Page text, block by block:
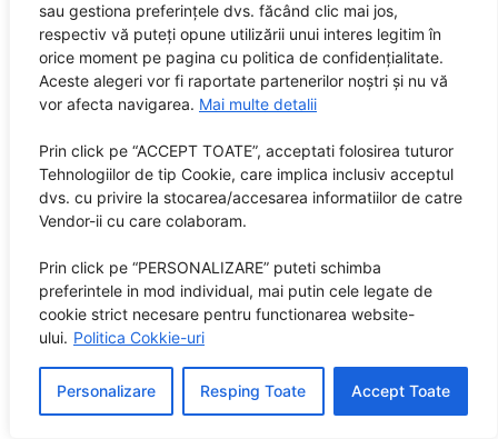
sau gestiona preferințele dvs. făcând clic mai jos,
respectiv vă puteți opune utilizării unui interes legitim în
orice moment pe pagina cu politica de confidențialitate.
Aceste alegeri vor fi raportate partenerilor noștri și nu vă
vor afecta navigarea. Mai multe detalii
Prin click pe “ACCEPT TOATE”, acceptati folosirea tuturor
Tehnologiilor de tip Cookie, care implica inclusiv acceptul
dvs. cu privire la stocarea/accesarea informatiilor de catre
Vendor-ii cu care colaboram.
Prin click pe “PERSONALIZARE” puteti schimba
preferintele in mod individual, mai putin cele legate de
cookie strict necesare pentru functionarea website-
ului. Politica Cokkie-uri
Personalizare Resping Toate Accept Toate
– În sângele lui Cobain a fost găsită o doză de heroină de 1.52mg/1
(doză de trei ori mai mare decât doza letală) și urme de diazepam,
combinatie ce l-ar fi împiedicat să se sinucidă, deoarece mai mulți
doctori au declarat că o astfel de doză acționează rapid asupra
Plus că se mai naște o întrebare – de ce și-ar fi injectat o doză atât
de mare, când avea de gând să se sinucidă prin împușcare? Kurt nu
era la prima injectare, ar fi știut cu siguranță că doza de heroină în
– Declarația electricianului care a găsit cadavrul. Acesta susținea că,
în mod curios, părul lui Cobain era parcă recent pieptănat foarte
atent. Lucru destul de bizar pentru un om care se pregătea să se
împuște.
– Polițiștii susțineau că ușa serei era blocată de un scaun proptit în